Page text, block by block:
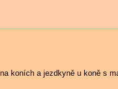
koních a jezdkyně u koně s